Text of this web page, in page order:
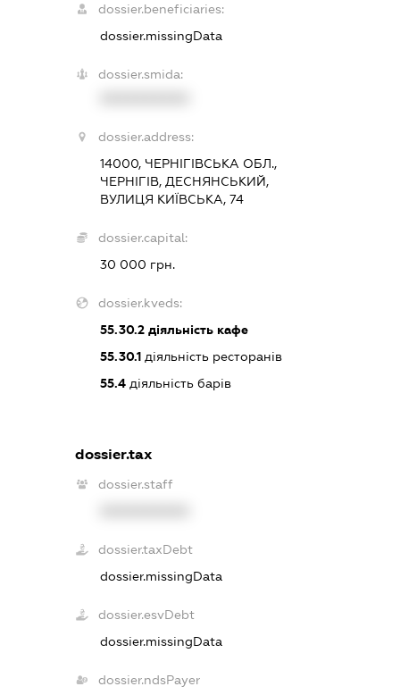
dossier.beneficiaries:
dossier.missingData
dossier.smida:
dossier.address:
14000, ЧЕРНІГІВСЬКА ОБЛ.,
ЧЕРНІГІВ, ДЕСНЯНСЬКИЙ,
ВУЛИЦЯ КИЇВСЬКА, 74
dossier.capital:
30 000 грн.
dossier.kveds:
55.30.2діяльність кафе
55.30.1діяльність ресторанів
55.4діяльність барів
dossier.tax
dossier.staff
dossier.taxDebt
dossier.missingData
dossier.esvDebt
dossier.missingData
dossier.ndsPayer